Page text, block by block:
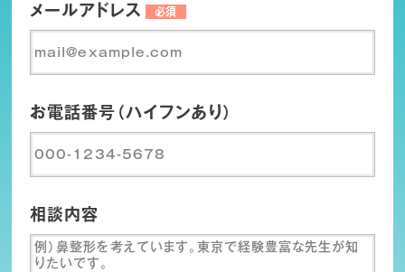
メールアドレス 必須
お電話番号（ハイフンあり）
相談内容